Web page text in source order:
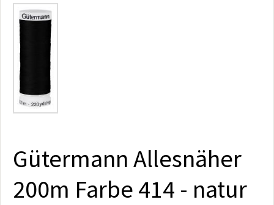
Gütermann Allesnäher
200m Farbe 414 - natur